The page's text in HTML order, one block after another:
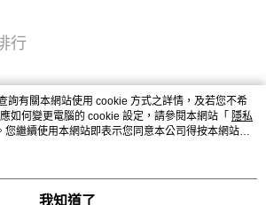
行
詢有關本網站使用 cookie 方式之詳情，及若您不希
如何變更電腦的 cookie 設定，請參閱本網站「 隱私
您繼續使用本網站即表示您同意本公司得按本網站使
。
我知道了